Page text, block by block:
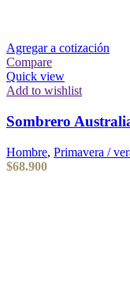
Agregar a cotización
Compare
Quick view
Add to wishlist
Sombrero
Hombre, Primavera /
$68.900